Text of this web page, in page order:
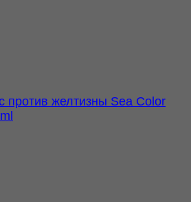
желтизны Sea Color